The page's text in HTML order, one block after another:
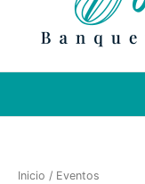
Inicio / Eventos